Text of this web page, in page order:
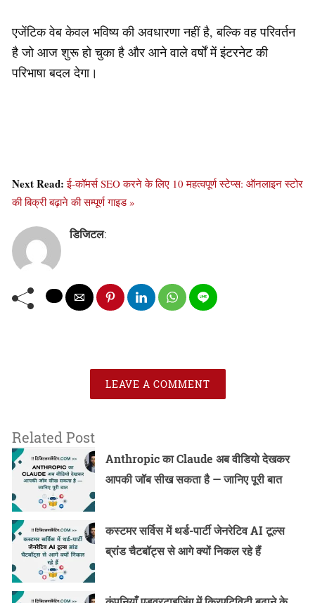
एजेंटिक वेब केवल भविष्य की अवधारणा नहीं है, बल्कि वह परिवर्तन
है जो आज शुरू हो चुका है और आने वाले वर्षों में इंटरनेट की
परिभाषा बदल देगा।
Next Read:ई-कॉमर्स SEO करने के लिए 10 महत्वपूर्ण स्टेप्स: ऑनलाइन स्टोर
की बिक्री बढ़ाने की सम्पूर्ण गाइड »
डिजिटल:
LEAVE A COMMENT
Related Post
Anthropic का Claude अब वीडियो देखकर
आपकी जॉब सीख सकता है — जानिए पूरी बात
कस्टमर सर्विस में थर्ड-पार्टी जेनरेटिव AI टूल्स
ब्रांड चैटबॉट्स से आगे क्यों निकल रहे हैं